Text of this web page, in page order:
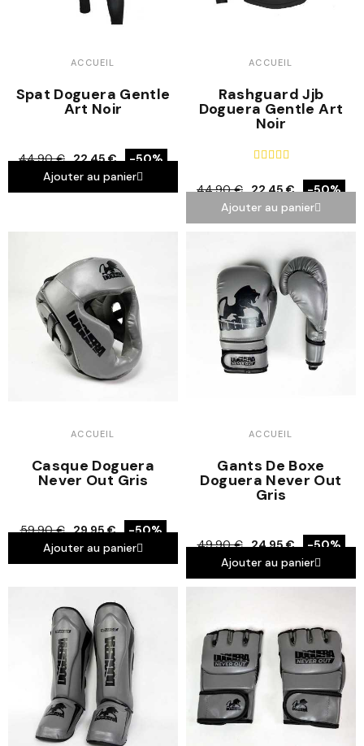
ACCUEIL
Spat Doguera Gentle
Art Noir
44,90 € 22,45 €
-50%
Ajouter au panier
ACCUEIL
Rashguard Jjb
Doguera Gentle Art
Noir
    
44,90 € 22,45 €
-50%
Ajouter au panier
ACCUEIL
Casque Doguera
Never Out Gris
59,90 € 29,95 €
-50%
Ajouter au panier
ACCUEIL
Gants De Boxe
Doguera Never Out
Gris
49,90 € 24,95 €
-50%
Ajouter au panier